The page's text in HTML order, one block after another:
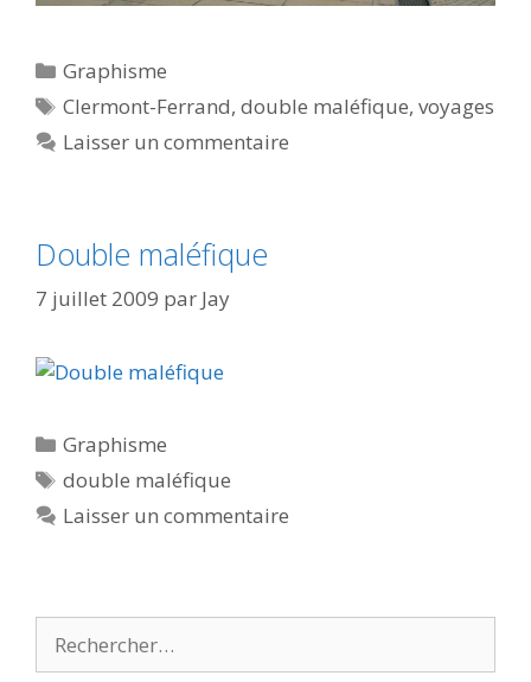
Catégories
Graphisme
Étiquettes
Clermont-Ferrand,double maléfique,voyages
Laisser un commentaire
Double maléfique
7 juillet 2009 par Jay
Catégories
Graphisme
Étiquettes
double maléfique
Laisser un commentaire